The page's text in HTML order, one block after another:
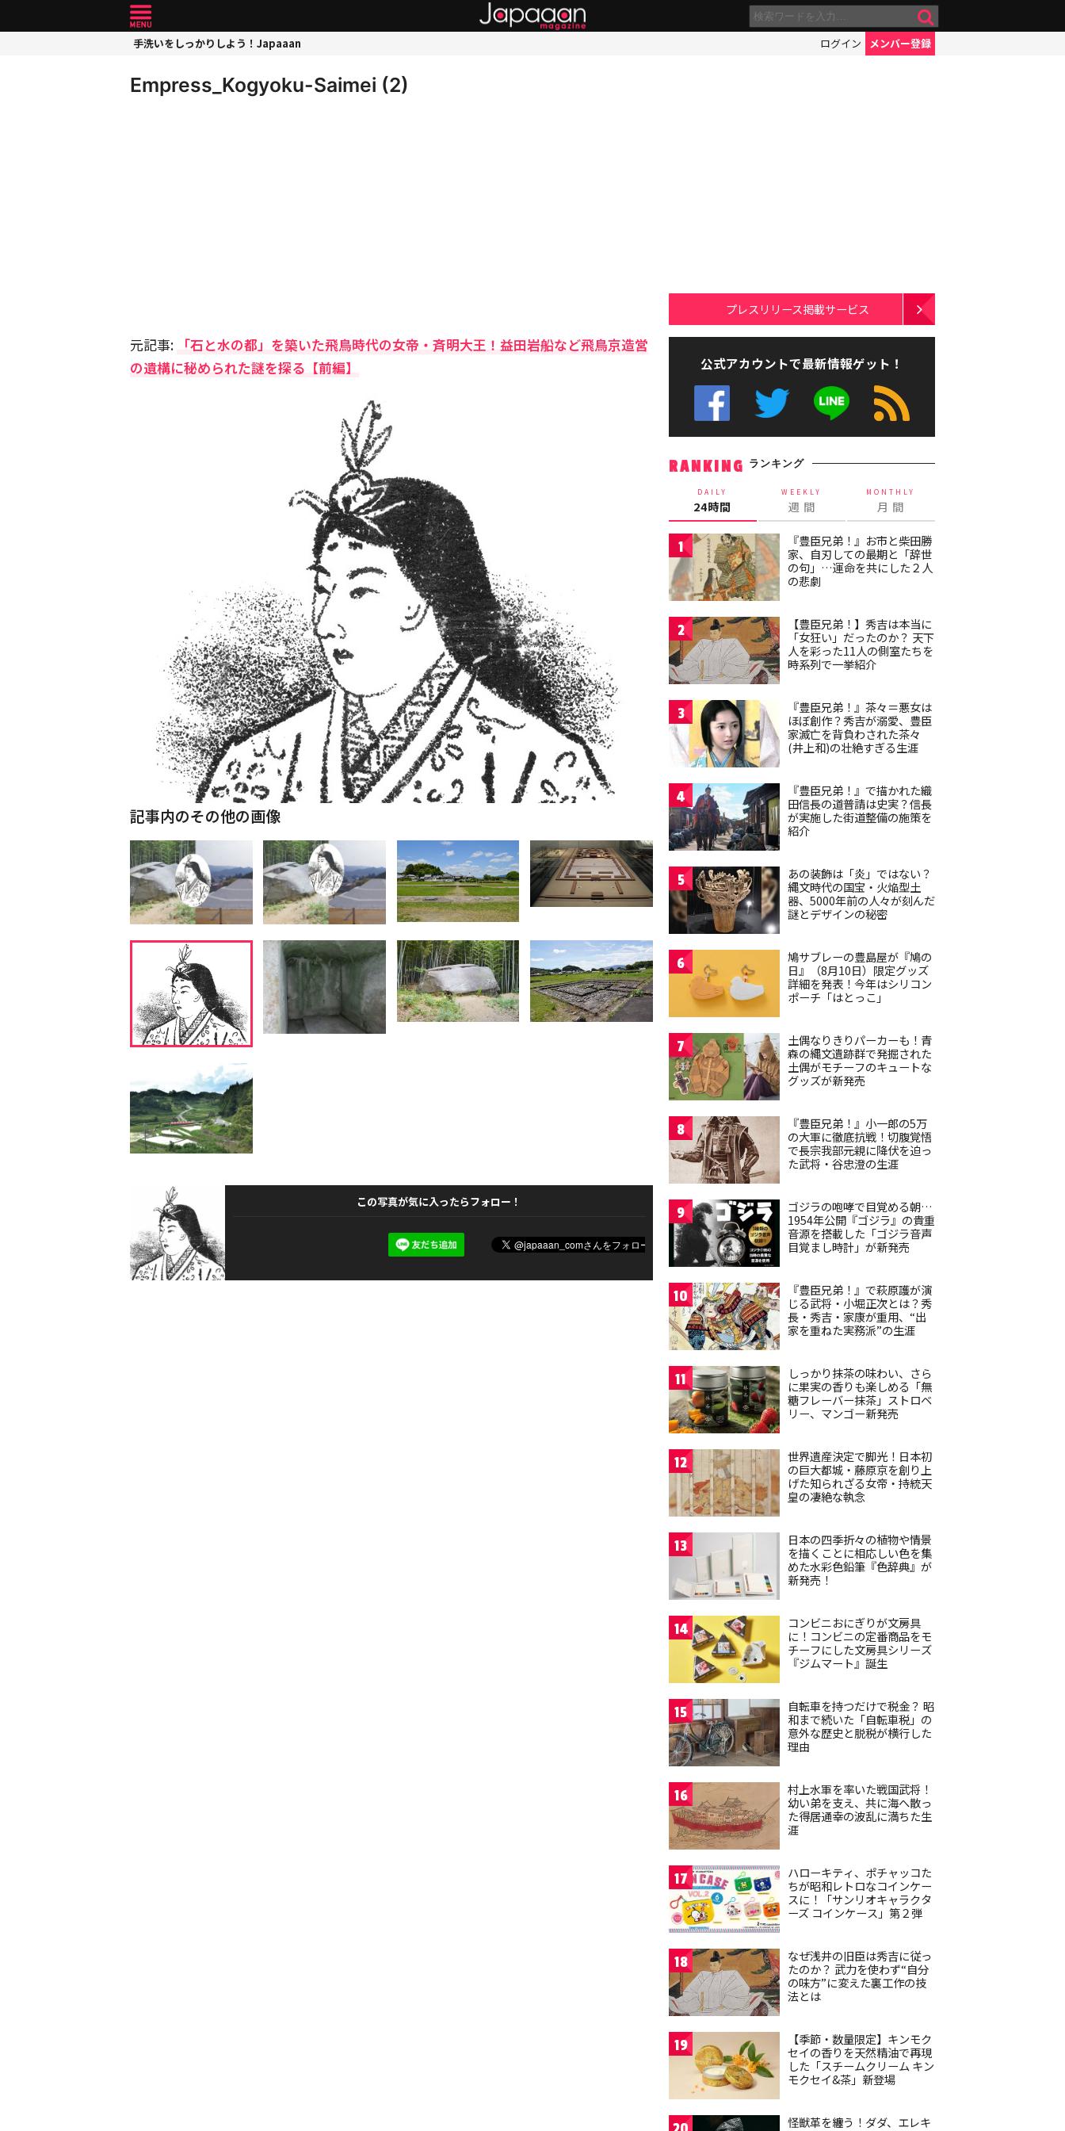
手洗いをしっかりしよう！Japaaan ログイン メンバー登録
Empress_Kogyoku-Saimei (2)
元記事: 「石と水の都」を築いた飛鳥時代の女帝・斉明大王！益田岩船など飛鳥京造営
の遺構に秘められた謎を探る【前編】
記事内のその他の画像
この写真が気に入ったらフォロー！
プレスリリース掲載サービス
公式アカウントで最新情報ゲット！
RANKING ランキング
DAILY
24時間
WEEKLY
週 間
MONTHLY
月 間
1
『豊臣兄弟！』お市と柴田勝
家、自刃しての最期と「辞世
の句」…運命を共にした２人
の悲劇
2
【豊臣兄弟！】秀吉は本当に
「女狂い」だったのか？ 天下
人を彩った11人の側室たちを
時系列で一挙紹介
3
『豊臣兄弟！』茶々＝悪女は
ほぼ創作？秀吉が溺愛、豊臣
家滅亡を背負わされた茶々
(井上和)の壮絶すぎる生涯
4
『豊臣兄弟！』で描かれた織
田信長の道普請は史実？信長
が実施した街道整備の施策を
紹介
5
あの装飾は「炎」ではない？
縄文時代の国宝・火焔型土
器、5000年前の人々が刻んだ
謎とデザインの秘密
6
鳩サブレーの豊島屋が『鳩の
日』（8月10日）限定グッズ
詳細を発表！今年はシリコン
ポーチ「はとっこ」
7
土偶なりきりパーカーも！青
森の縄文遺跡群で発掘された
土偶がモチーフのキュートな
グッズが新発売
8
『豊臣兄弟！』小一郎の5万
の大軍に徹底抗戦！切腹覚悟
で長宗我部元親に降伏を迫っ
た武将・谷忠澄の生涯
9
ゴジラの咆哮で目覚める朝…
1954年公開『ゴジラ』の貴重
音源を搭載した「ゴジラ音声
目覚まし時計」が新発売
10
『豊臣兄弟！』で萩原護が演
じる武将・小堀正次とは？秀
長・秀吉・家康が重用、“出
家を重ねた実務派”の生涯
11
しっかり抹茶の味わい、さら
に果実の香りも楽しめる「無
糖フレーバー抹茶」ストロベ
リー、マンゴー新発売
12
世界遺産決定で脚光！日本初
の巨大都城・藤原京を創り上
げた知られざる女帝・持統天
皇の凄絶な執念
13
日本の四季折々の植物や情景
を描くことに相応しい色を集
めた水彩色鉛筆『色辞典』が
新発売！
14
コンビニおにぎりが文房具
に！コンビニの定番商品をモ
チーフにした文房具シリーズ
『ジムマート』誕生
15
自転車を持つだけで税金？ 昭
和まで続いた「自転車税」の
意外な歴史と脱税が横行した
理由
16
村上水軍を率いた戦国武将！
幼い弟を支え、共に海へ散っ
た得居通幸の波乱に満ちた生
涯
17
ハローキティ、ポチャッコた
ちが昭和レトロなコインケー
スに！「サンリオキャラクタ
ーズ コインケース」第２弾
18
なぜ浅井の旧臣は秀吉に従っ
たのか？ 武力を使わず“自分
の味方”に変えた裏工作の技
法とは
19
【季節・数量限定】キンモク
セイの香りを天然精油で再現
した「スチームクリーム キン
モクセイ&茶」新登場
怪獣革を纏う！ダダ、エレキ